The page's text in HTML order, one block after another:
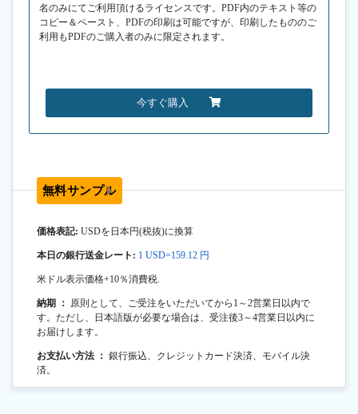
名のみにてご利用頂けるライセンスです。PDF内のテキスト等の
コピー＆ペースト、PDFの印刷は可能ですが、印刷したもののご
利用もPDFのご購入者のみに限定されます。
今すぐ購入
無料サンプル
価格表記: USDを日本円(税抜)に換算
本日の銀行送金レート: 1 USD=159.12 円
米ドル表示価格+10％消費税.
納期 ： 原則として、ご受注をいただいてから1～2営業日以内で
す。ただし、日本語版が必要な場合は、受注後3～4営業日以内に
お届けします。
お支払い方法 ： 銀行振込、クレジットカード決済、モバイル決
済。